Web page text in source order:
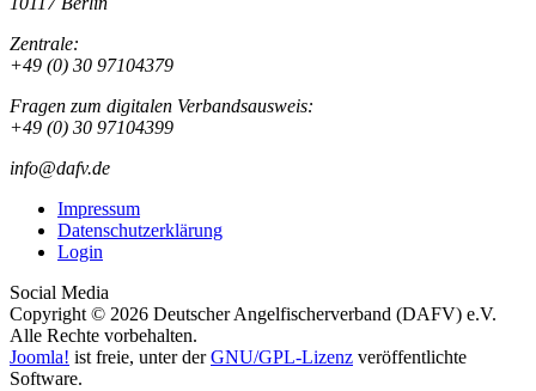
Zentrale:
+49 (0) 30 97104379
Fragen zum digitalen Verbandsausweis:
+49 (0) 30 97104399
info@dafv.de
Impressum
Datenschutzerklärung
Login
Social Media
Copyright © 2026 Deutscher Angelfischerverband (DAFV) e.V.
Alle Rechte vorbehalten.
Joomla! ist freie, unter derGNU/GPL-Lizenz veröffentlichte
Software.